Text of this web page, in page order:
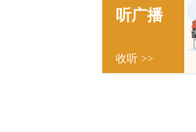
听广播
收听 >>